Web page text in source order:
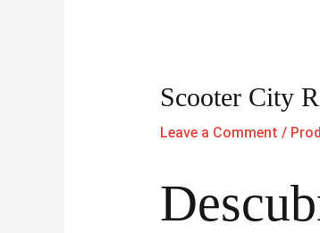
Scooter City
Leave a Comment /